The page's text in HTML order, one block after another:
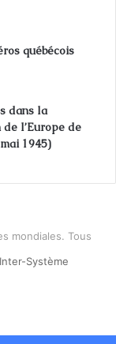
québécois
dans la
l’Europe de
1945)
mondiales. Tous
Système